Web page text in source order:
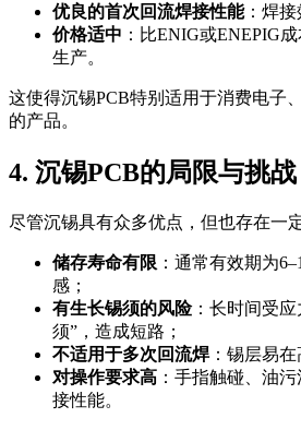
优良的首次回流焊接性能：焊接
价格适中 ：比ENIG或ENEPIG
生产。
这使得沉锡PCB特别适用于消费电子
的产品。
4. 沉锡PCB的局限与挑战
尽管沉锡具有众多优点，但也存在一
储存寿命有限 ：通常有效期为
感；
有生长锡须的风险：长时间受应
须”，造成短路；
不适用于多次回流焊：锡层易在
对操作要求高 ：手指触碰、油
接性能。